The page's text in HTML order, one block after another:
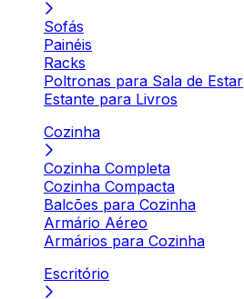
Sofás
Painéis
Racks
Poltronas para Sala de Estar
Estante para Livros
Cozinha
Cozinha Completa
Cozinha Compacta
Balcões para Cozinha
Armário Aéreo
Armários para Cozinha
Escritório